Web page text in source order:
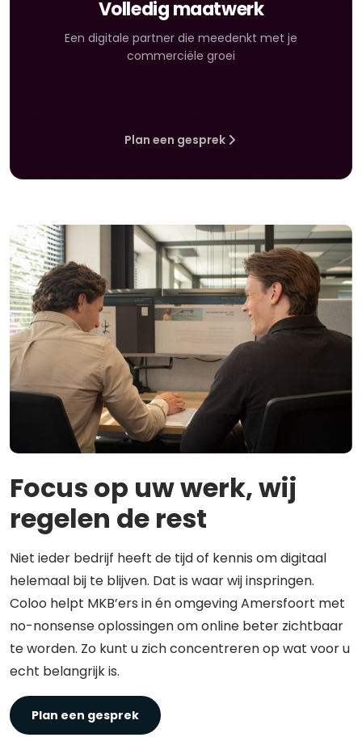
Volledig maatwerk
Een digitale partner die meedenkt met je
commerciële groei
Plan een gesprek
Focus op uw werk, wij
regelen de rest
Niet ieder bedrijf heeft de tijd of kennis om digitaal
helemaal bij te blijven. Dat is waar wij inspringen.
Coloo helpt MKB’ers in én omgeving Amersfoort met
no-nonsense oplossingen om online beter zichtbaar
te worden. Zo kunt u zich concentreren op wat voor u
echt belangrijk is.
Plan een gesprek